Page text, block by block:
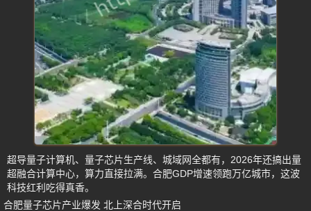
超导量子计算机、量子芯片生产线、城域网全都有，2026年还搞出量
超融合计算中心，算力直接拉满。合肥GDP增速领跑万亿城市，这波
科技红利吃得真香。
合肥量子芯片产业爆发 北上深合时代开启